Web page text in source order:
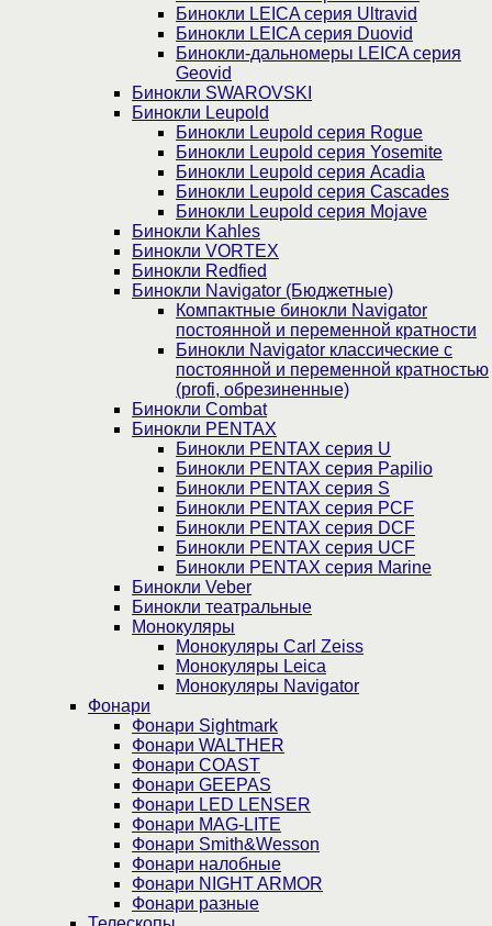
Бинокли LEICA серия Ultravid
Бинокли LEICA серия Duovid
Бинокли-дальномеры LEICA серия
Geovid
Бинокли SWAROVSKI
Бинокли Leupold
Бинокли Leupold серия Rogue
Бинокли Leupold серия Yosemite
Бинокли Leupold серия Acadia
Бинокли Leupold серия Cascades
Бинокли Leupold серия Mojave
Бинокли Kahles
Бинокли VORTEX
Бинокли Redfied
Бинокли Navigator (Бюджетные)
Компактные бинокли Navigator
постоянной и переменной кратности
Бинокли Navigator классические с
постоянной и переменной кратностью
(profi, обрезиненные)
Бинокли Combat
Бинокли PENTAX
Бинокли PENTAX серия U
Бинокли PENTAX серия Papilio
Бинокли PENTAX серия S
Бинокли PENTAX серия PCF
Бинокли PENTAX серия DCF
Бинокли PENTAX серия UCF
Бинокли PENTAX серия Marine
Бинокли Veber
Бинокли театральные
Монокуляры
Монокуляры Carl Zeiss
Монокуляры Leica
Монокуляры Navigator
Фонари
Фонари Sightmark
Фонари WALTHER
Фонари COAST
Фонари GEEPAS
Фонари LED LENSER
Фонари MAG-LITE
Фонари Smith&Wesson
Фонари налобные
Фонари NIGHT ARMOR
Фонари разные